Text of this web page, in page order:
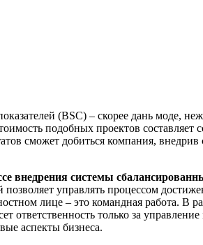
(BSC) – скорее дань моде,
подобных проектов
сможет добиться компания, внедрив
внедрения системы
управлять процессом
лице – это командная работа. В
ответственность только за
аспекты бизнеса.